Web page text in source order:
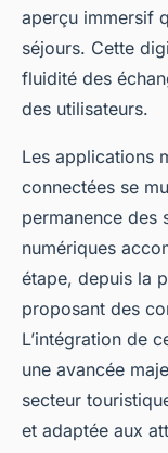
aperçu immersif
séjours. Cette
fluidité des
des utilisateurs.
Les applications
connectées se
permanence des
numériques
étape, depuis la
proposant des
L’intégration de
une avancée
secteur
et adaptée aux